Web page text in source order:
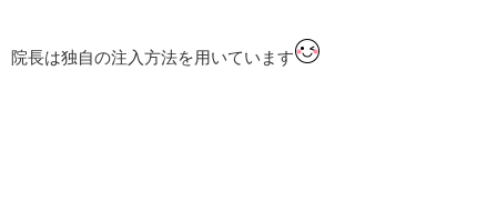
院長は独自の注入方法を用いています